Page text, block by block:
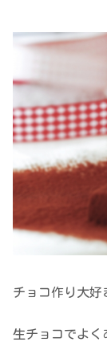
チョコ作り大好
生チョコでよく